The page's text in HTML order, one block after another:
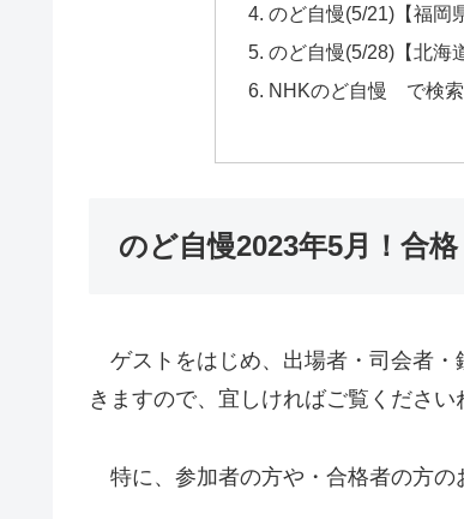
のど自慢(5/21)【福岡
のど自慢(5/28)【北海
NHKのど自慢 で検索
のど自慢2023年5月！合
ゲストをはじめ、出場者・司会者・
きますので、宜しければご覧ください
特に、参加者の方や・合格者の方の